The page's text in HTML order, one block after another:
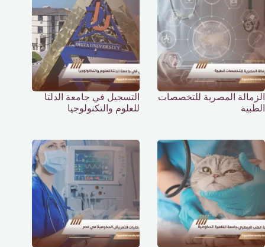
الزمالة المصرية للتخصصات
الطبية
التسجيل في جامعة الدلتا
للعلوم والتكنولوجيا